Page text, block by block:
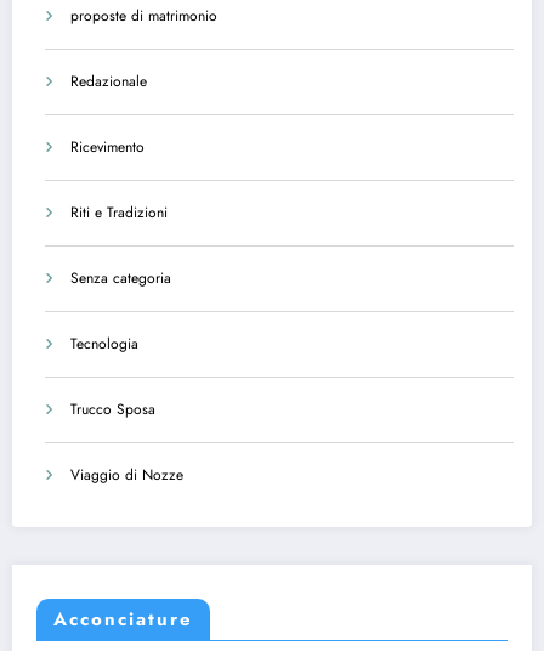
proposte di matrimonio
Redazionale
Ricevimento
Riti e Tradizioni
Senza categoria
Tecnologia
Trucco Sposa
Viaggio di Nozze
Acconciature